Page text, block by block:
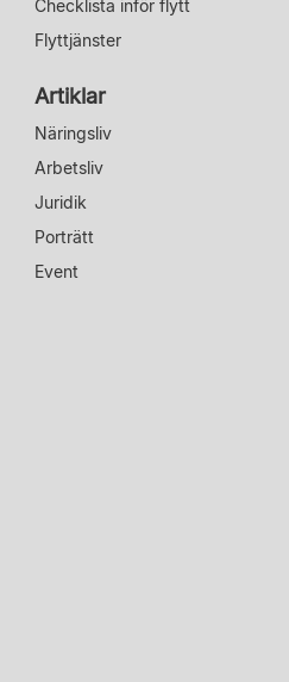
Checklista inför flytt
Flyttjänster
Artiklar
Näringsliv
Arbetsliv
Juridik
Porträtt
Event